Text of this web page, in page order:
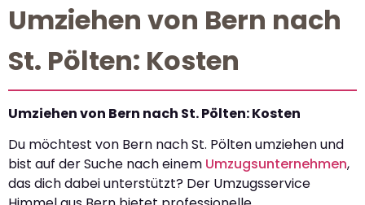
Umziehen von Bern nach
St. Pölten: Kosten
Umziehen von Bern nach St. Pölten: Kosten
Du möchtest von Bern nach St. Pölten umziehen und
bist auf der Suche nach einem Umzugsunternehmen,
das dich dabei unterstützt? Der Umzugsservice